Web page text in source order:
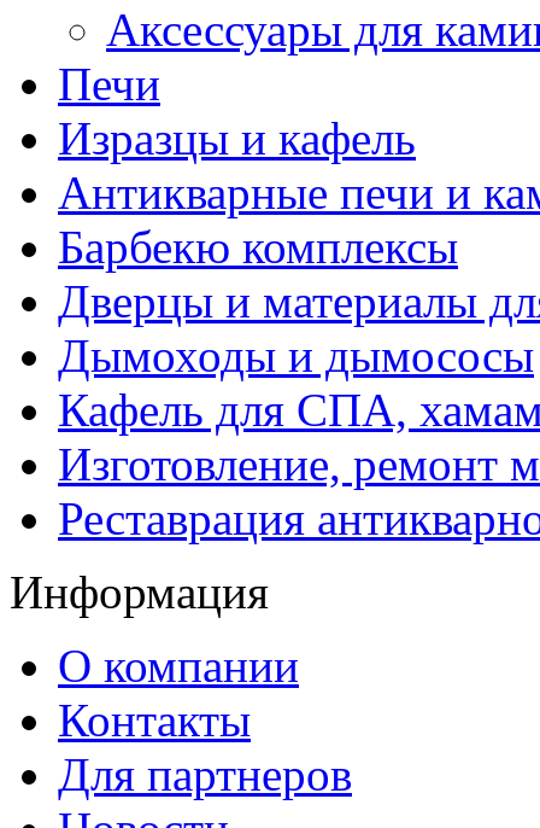
Аксессуары для
Печи
Изразцы и кафель
Антикварные печи и
Барбекю комплексы
Дверцы и материалы
Дымоходы и дымососы
Кафель для СПА,
Изготовление, ремонт
Реставрация
Информация
О компании
Контакты
Для партнеров